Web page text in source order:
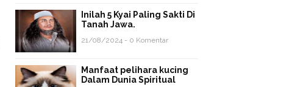
Inilah 5 Kyai Paling Sakti Di
Tanah Jawa.
21/08/2024 - 0 Komentar
Manfaat pelihara kucing
Dalam Dunia Spiritual